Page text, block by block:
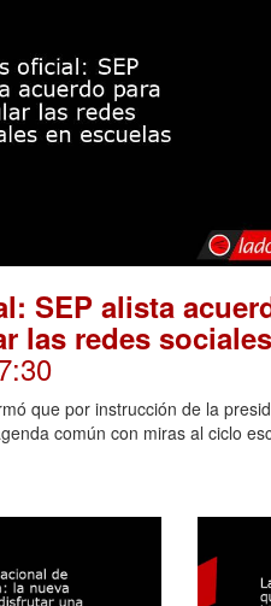
SEP alista
las redes
que por instrucción de la
común con miras al ciclo